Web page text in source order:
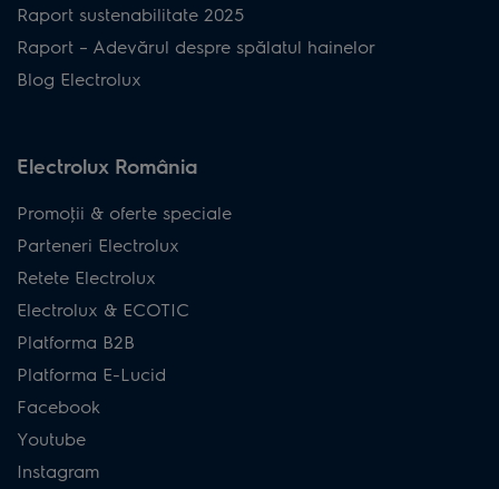
Raport sustenabilitate 2025
Raport – Adevărul despre spălatul hainelor
Blog Electrolux
Electrolux România
Promoţii & oferte speciale
Parteneri Electrolux
Retete Electrolux
Electrolux & ECOTIC
Platforma B2B
Platforma E-Lucid
Facebook
Youtube
Instagram